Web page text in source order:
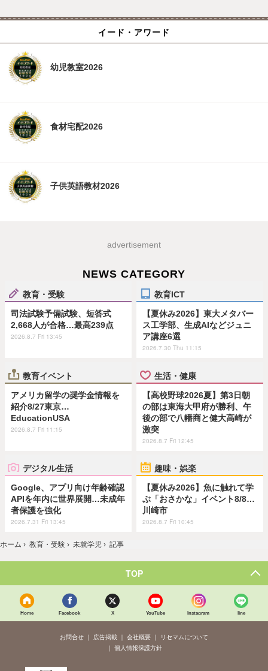
イード・アワード
幼児教室2026
食材宅配2026
子供英語教材2026
advertisement
NEWS CATEGORY
教育・受験
司法試験予備試験、短答式
2,668人が合格…最高239点
2026.8.7 Fri 13:45
教育ICT
【夏休み2026】東大メタバー
ス工学部、生成AIなどジュニ
ア講座6選
2026.7.30 Thu 11:15
教育イベント
アメリカ留学の奨学金情報を
紹介8/27東京…
EducationUSA
2026.8.7 Fri 11:15
生活・健康
【高校野球2026夏】第3日朝
の部は東海大甲府が勝利、午
後の部で八幡商と健大高崎が
激突
2026.8.7 Fri 12:45
デジタル生活
Google、アプリ向け年齢確認
APIを年内に世界展開…未成年
者保護を強化
2026.7.31 Fri 13:45
趣味・娯楽
【夏休み2026】魚に触れて学
ぶ「おさかな」イベント8/8…
川崎市
2026.8.7 Fri 10:45
ホーム › 教育・受験 › 未就学児 › 記事
TOP
Home Facebook X YouTube Instagram line
お問合せ 広告掲載 会社概要
リセマムについて
個人情報保護方針